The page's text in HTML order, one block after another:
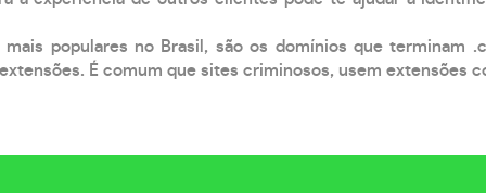
mais populares no Brasil, são os domínios que terminam
É comum que sites criminosos, usem extensões